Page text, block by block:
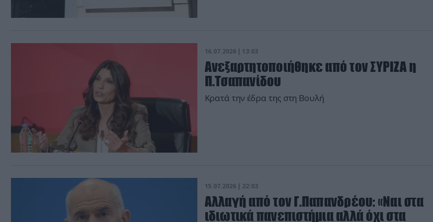
16.07.2026 | 13:03
Ανεξαρτητοποιήθηκε από τον ΣΥΡΙΖΑ η
Π.Τσαπανίδου
Κρατά την έδρα της στη Βουλή
15.07.2026 | 22:03
Αλλαγή από τον Γ.Παπανδρέου: «Ναι στα
ιδιωτικά πανεπιστήμια αλλά όχι στα